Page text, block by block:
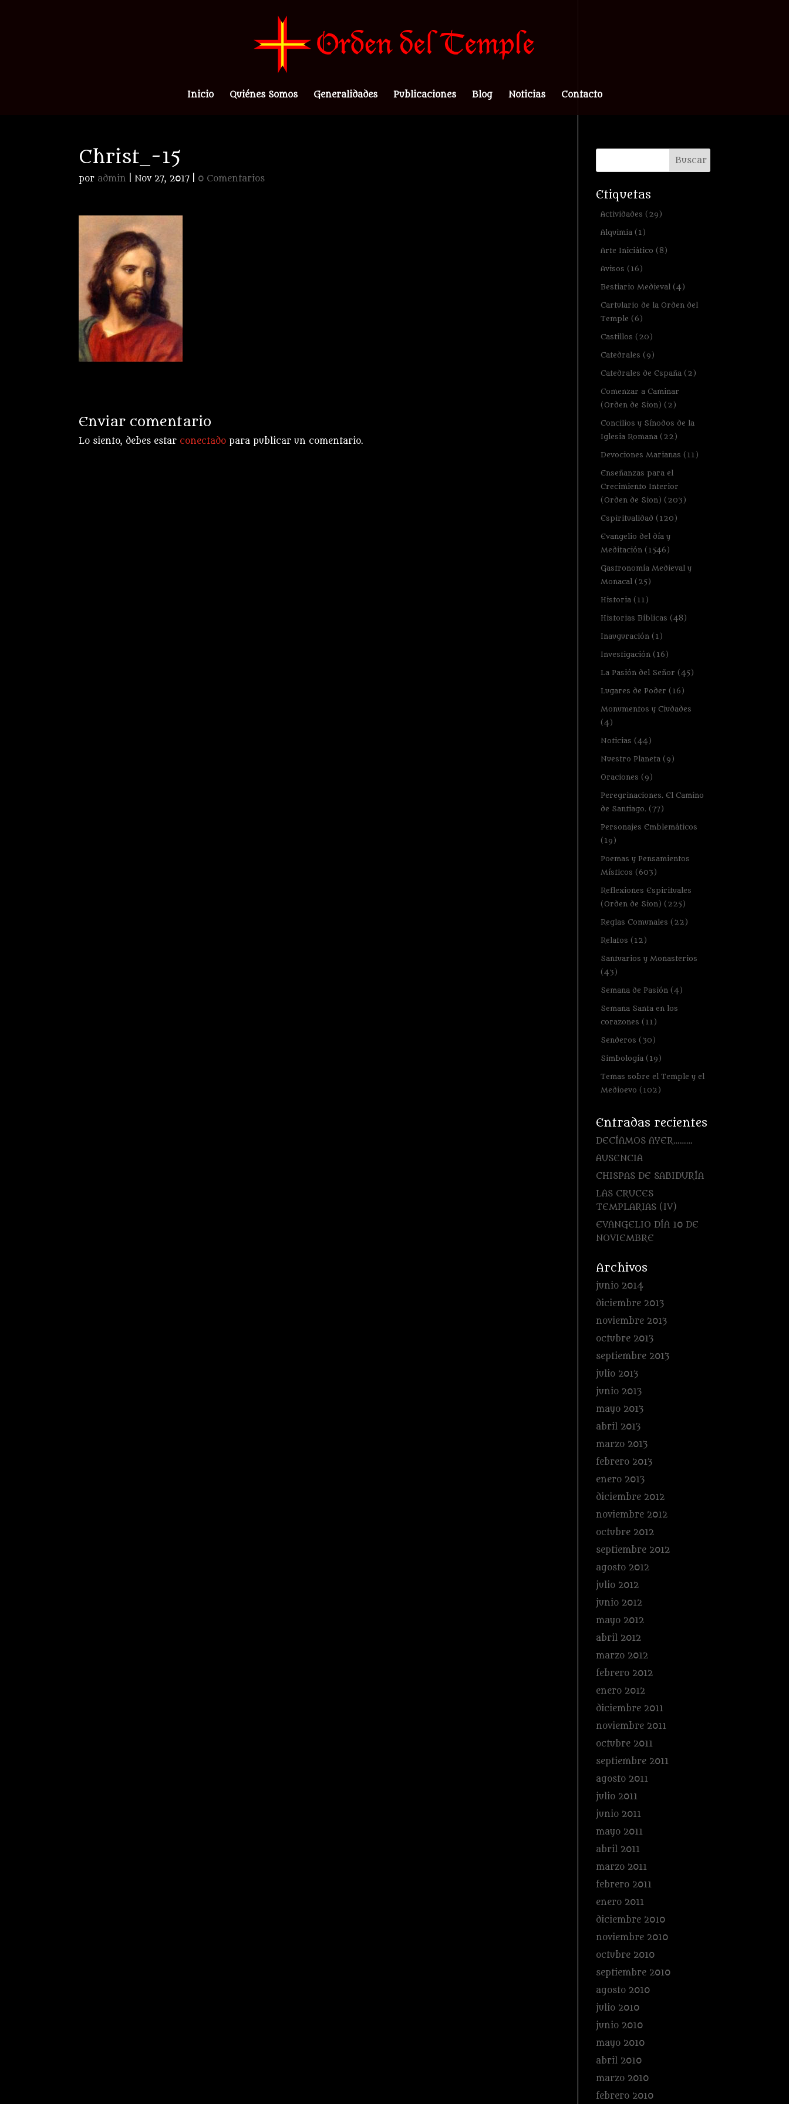
Inicio Quiénes Somos Generalidades Publicaciones Blog Noticias Contacto
Christ_-15
por admin |Nov 27, 2017 0 Comentarios
Enviar comentario
Lo siento, debes estar conectado para publicar un comentario.
Etiquetas
Actividades (29)
Alquimia (1)
Arte Iniciático (8)
Avisos (16)
Bestiario Medieval (4)
Cartulario de la Orden del
Temple (6)
Castillos (20)
Catedrales (9)
Catedrales de España (2)
Comenzar a Caminar
(Orden de Sion) (2)
Concilios y Sínodos de la
Iglesia Romana (22)
Devociones Marianas (11)
Enseñanzas para el
Crecimiento Interior
(Orden de Sion) (203)
Espiritualidad (120)
Evangelio del día y
Meditación (1546)
Gastronomía Medieval y
Monacal (25)
Historia (11)
Historias Bíblicas (48)
Inauguración (1)
Investigación (16)
La Pasión del Señor (45)
Lugares de Poder (16)
Monumentos y Ciudades
(4)
Noticias (44)
Nuestro Planeta (9)
Oraciones (9)
Peregrinaciones. El Camino
de Santiago. (77)
Personajes Emblemáticos
(19)
Poemas y Pensamientos
Místicos (603)
Reflexiones Espirituales
(Orden de Sion) (225)
Reglas Comunales (22)
Relatos (12)
Santuarios y Monasterios
(43)
Semana de Pasión (4)
Semana Santa en los
corazones (11)
Senderos (30)
Simbología (19)
Temas sobre el Temple y el
Medioevo (102)
Entradas recientes
DECÍAMOS AYER………
AUSENCIA
CHISPAS DE SABIDURÍA
LAS CRUCES
TEMPLARIAS (IV)
EVANGELIO DÍA 10 DE
NOVIEMBRE
Archivos
junio 2014
diciembre 2013
noviembre 2013
octubre 2013
septiembre 2013
julio 2013
junio 2013
mayo 2013
abril 2013
marzo 2013
febrero 2013
enero 2013
diciembre 2012
noviembre 2012
octubre 2012
septiembre 2012
agosto 2012
julio 2012
junio 2012
mayo 2012
abril 2012
marzo 2012
febrero 2012
enero 2012
diciembre 2011
noviembre 2011
octubre 2011
septiembre 2011
agosto 2011
julio 2011
junio 2011
mayo 2011
abril 2011
marzo 2011
febrero 2011
enero 2011
diciembre 2010
noviembre 2010
octubre 2010
septiembre 2010
agosto 2010
julio 2010
junio 2010
mayo 2010
abril 2010
marzo 2010
febrero 2010